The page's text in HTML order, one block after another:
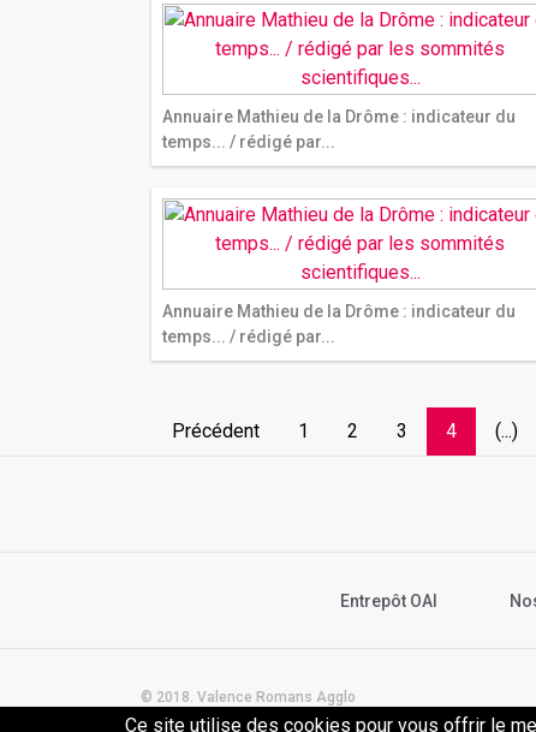
Annuaire Mathieu de la Drôme : indicateur du
temps... / rédigé par...
Annuaire Mathieu de la Drôme : indicateur du
temps... / rédigé par...
Précédent 1 2 3 4 (...)
Entrepôt OAI
© 2018. Valence Romans Agglo
Ce site utilise des cookies pour vous offrir le